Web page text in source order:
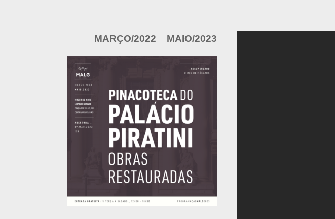
MARÇO/2022 _ MAIO/2023